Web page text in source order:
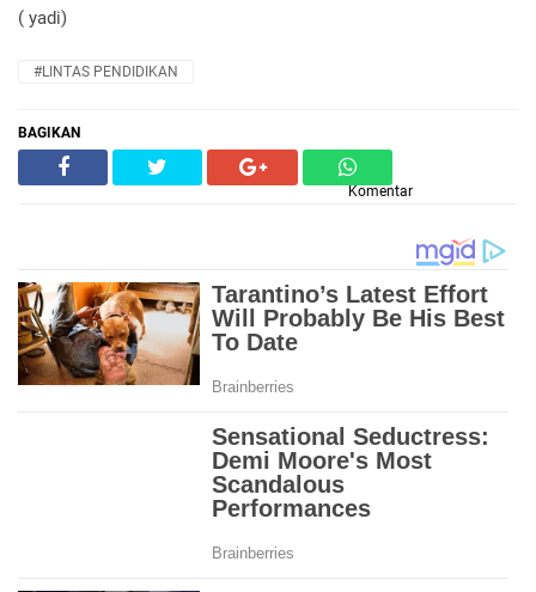
( yadi)
#LINTAS PENDIDIKAN
BAGIKAN
Komentar